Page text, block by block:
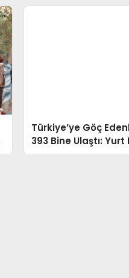
Türkiye’ye Göç
393 Bine Ulaştı: Yurt